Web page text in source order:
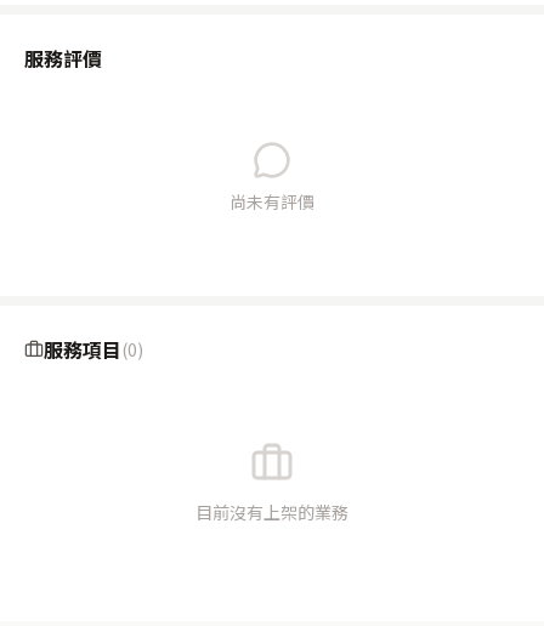
服務評價
尚未有評價
服務項目 (0)
目前沒有上架的業務